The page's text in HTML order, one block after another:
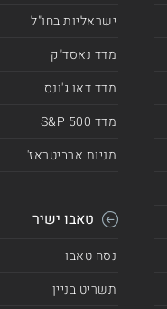
ישראליות בחו"ל
מדד נאסד"ק
מדד דאו ג'ונס
מדד 500 S&P
מניות ארביטראז'
טאבו ישיר
נסח טאבו
תשריט בניין